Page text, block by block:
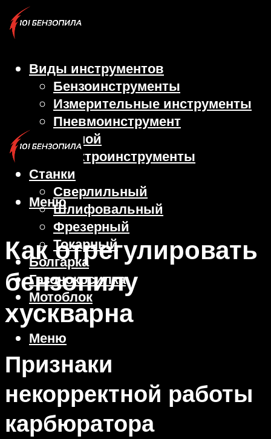
Виды инструментов
Бензоинструменты
Измерительные инструменты
Пневмоинструмент
Ручной
Электроинструменты
Станки
Сверлильный
Шлифовальный
Фрезерный
Токарный
Болгарка
Газонокосилка
Мотоблок
Меню
Меню
Как отрегулировать
бензопилу
хускварна
Признаки
некорректной работы
карбюратора